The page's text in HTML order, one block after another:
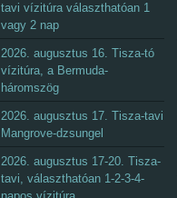
tavi vízitúra választhatóan 1
vagy 2 nap
2026. augusztus 16. Tisza-tó
vízitúra, a Bermuda-
háromszög
2026. augusztus 17. Tisza-tavi
Mangrove-dzsungel
2026. augusztus 17-20. Tisza-
tavi, választhatóan 1-2-3-4-